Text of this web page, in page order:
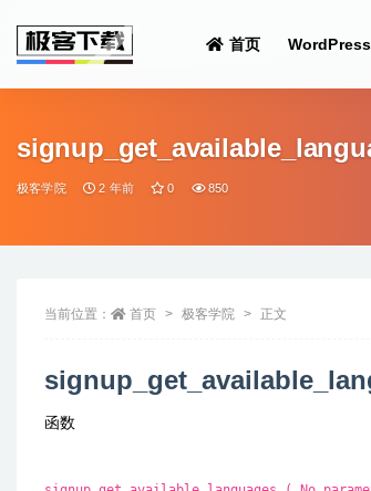
首页
极客学院 2 年前 0 850
当前位置： 首页 极客学院 正文
函数